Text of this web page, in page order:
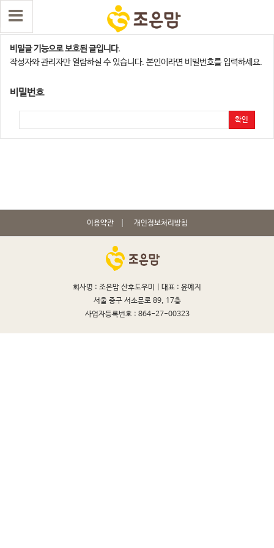
용인점
비밀글 기능으로 보호된 글입니다.
작성자와 관리자만 열람하실 수 있습니다. 본인이라면 비밀번호를 입력하세요.
비밀번호
확인
이용약관 개인정보처리방침
회사명 : 조은맘 산후도우미 | 대표 : 윤예지
서울 중구 서소문로 89, 17층
사업자등록번호 : 864-27-00323